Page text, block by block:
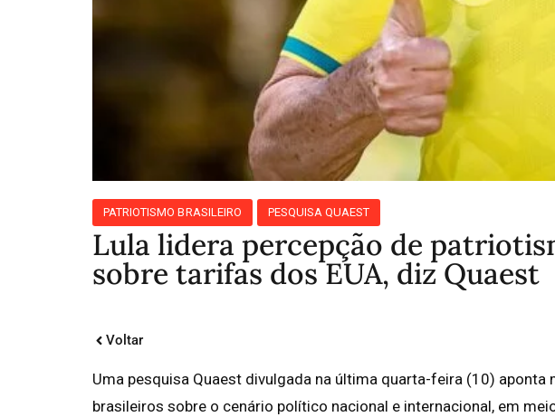
PATRIOTISMO BRASILEIRO PESQUISA QUAEST
Lula lidera percepção de
sobre tarifas dos EUA, diz Quaest
Voltar
Uma pesquisa Quaest divulgada na última quarta-feira (10) aponta
brasileiros sobre o cenário político nacional e internacional, em